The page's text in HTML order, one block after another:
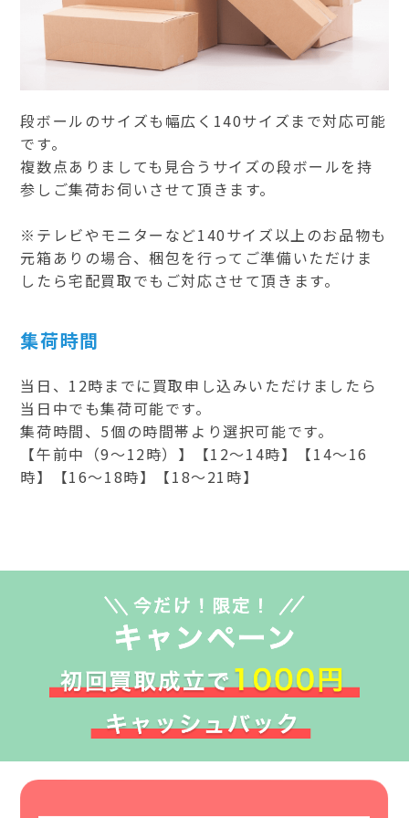
段ボールのサイズも幅広く140サイズまで対応可能
です。
複数点ありましても見合うサイズの段ボールを持
参しご集荷お伺いさせて頂きます。
※テレビやモニターなど140サイズ以上のお品物も
元箱ありの場合、梱包を行ってご準備いただけま
したら宅配買取でもご対応させて頂きます。
集荷時間
当日、12時までに買取申し込みいただけましたら
当日中でも集荷可能です。
集荷時間、5個の時間帯より選択可能です。
【午前中（9～12時）】【12～14時】【14～16
時】【16～18時】【18～21時】